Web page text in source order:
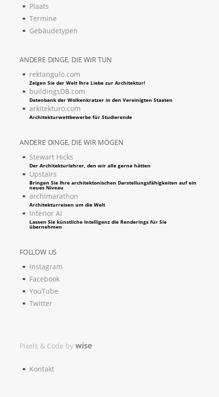
Plaats
Termine
Gebäudetypen
ANDERE DINGE, DIE WIR TUN
rektangulo.com
Zeigen Sie der Welt Ihre Liebe zur Architektur!
buildingsDB.com
Datenbank der Wolkenkratzer in den Vereinigten Staaten
arkitekturo.com
Architekturwettbewerbe für Studierende
ANDERE DINGE, DIE WIR MÖGEN
Stewart Hicks
Der Architekturlehrer, den wir alle gerne hätten
Upstairs
Bringen Sie Ihre architektonischen Darstellungsfähigkeiten auf ein
neues Niveau
archimarathon
Architekturreisen um die Welt
Interior AI
Lassen Sie künstliche Intelligenz die Renderings für Sie
übernehmen
FOLLOW US
Instagram
Facebook
YouTube
Twitter
Pixels & Code by
Kontakt